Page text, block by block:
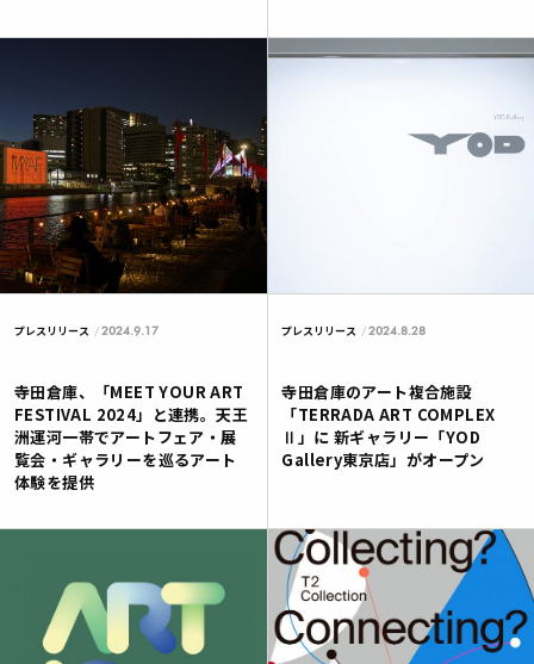
プレスリリース 2024.9.17
寺田倉庫、「MEET YOUR ART
FESTIVAL 2024」と連携。天王
洲運河一帯でアートフェア・展
覧会・ギャラリーを巡るアート
体験を提供
プレスリリース 2024.8.28
寺田倉庫のアート複合施設
「TERRADA ART COMPLEX
Ⅱ」に 新ギャラリー「YOD
Gallery東京店」がオープン